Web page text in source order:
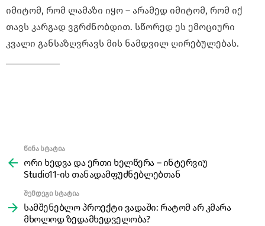
იმიტომ, რომ ლამაზი იყო – არამედ იმიტომ, რომ იქ
თავს კარგად ვგრძნობდით. სწორედ ეს ემოციური
კვალი განსაზღვრავს მის ნამდვილ ღირებულებას.
more
წინა სტატია
ორი ხედვა და ერთი ხელწერა – ინტერვიუ
Studio11-ის თანადამფუძნებლებთან
შემდეგი სტატია
სამშენებლო პროექტი ვადაში: რატომ არ კმარა
მხოლოდ ზედამხედველობა?